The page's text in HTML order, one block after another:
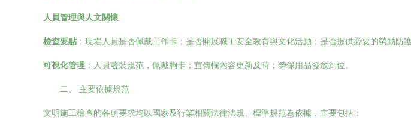
人員管理與人文關懷
檢查要點 ：現場人員是否佩戴工作卡；是否開展職工安全教育與文化活動；是否提供必要的勞動防
可視化管理 ：人員著裝規范，佩戴胸卡；宣傳欄內容更新及時；勞保用品發放到位。
二、 主要依據規范
文明施工檢查的各項要求均以國家及行業相關法律法規、標準規范為依據，主要包括：